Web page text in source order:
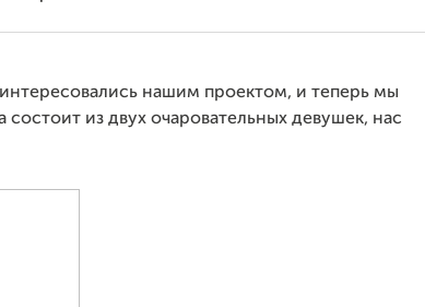
нашим проектом, и теперь мы
из двух очаровательных девушек, нас